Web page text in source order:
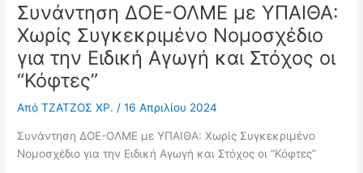
Συνάντηση ΔΟΕ-ΟΛΜΕ με ΥΠΑΙΘΑ:
Χωρίς Συγκεκριμένο Νομοσχέδιο
για την Ειδική Αγωγή και Στόχος οι
“Κόφτες”
ΑπόΤΖΑΤΖΟΣ ΧΡ./16 Απριλίου 2024
Συνάντηση ΔΟΕ-ΟΛΜΕ με ΥΠΑΙΘΑ: Χωρίς Συγκεκριμένο
Νομοσχέδιο για την Ειδική Αγωγή και Στόχος οι “Κόφτες”